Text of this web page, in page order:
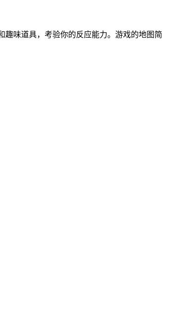
趣味道具，考验你的反应能力。游戏的地图简